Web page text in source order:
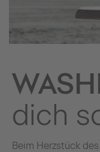
dich
Beim Herzstück